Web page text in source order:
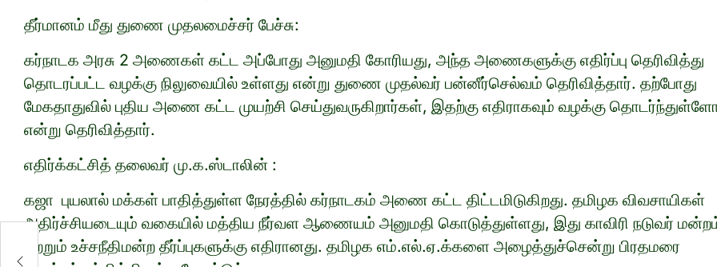
தீர்மானம் மீது துணை முதலமைச்சர் பேச்சு:
கர்நாடக அரசு 2 அணைகள் கட்ட அப்போது அனுமதி கோரியது, அந்த அணைகளுக்கு எதிர்ப்பு தெரிவித்து
தொடரப்பட்ட வழக்கு நிலுவையில் உள்ளது என்று துணை முதல்வர் பன்னீர்செல்வம் தெரிவித்தார். தற்போது
மேகதாதுவில் புதிய அணை கட்ட முயற்சி செய்துவருகிறார்கள், இதற்கு எதிராகவும் வழக்கு
என்று தெரிவித்தார்.
எதிர்க்கட்சித் தலைவர் மு.க.ஸ்டாலின் :
கஜா புயலால் மக்கள் பாதித்துள்ள நேரத்தில் கர்நாடகம் அணை கட்ட திட்டமிடுகிறது. தமிழக விவசாயிகள்
அதிர்ச்சியடையும் வகையில் மத்திய நீர்வள ஆணையம் அனுமதி கொடுத்துள்ளது, இது காவிரி நடுவர்
மற்றும் உச்சநீதிமன்ற தீர்ப்புகளுக்கு எதிரானது. தமிழக எம்.எல்.ஏ.க்களை அழைத்துச்சென்று பிரதமரை